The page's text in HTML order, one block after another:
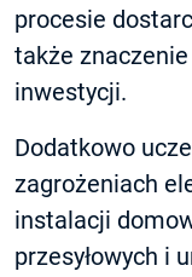
procesie
także
inwestycji.
Dodatkowo
zagrożeniach
instalacji
przesyłowych i